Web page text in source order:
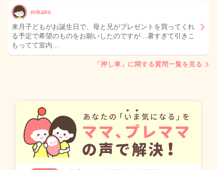
mikako
来月子どもがお誕生日で、母と兄がプレゼントを買ってくれ
る予定で希望のものをお願いしたのですが…暑すぎて引きこ
もってて室内…
「押し車」に関する質問一覧を見る